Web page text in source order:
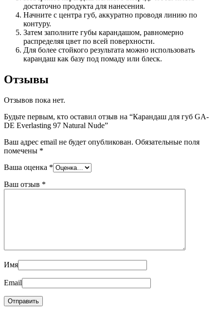
достаточно продукта для нанесения.
Начните с центра губ, аккуратно проводя линию по
контуру.
Затем заполните губы карандашом, равномерно
распределяя цвет по всей поверхности.
Для более стойкого результата можно использовать
карандаш как базу под помаду или блеск.
Отзывы
Отзывов пока нет.
Будьте первым, кто оставил отзыв на “Карандаш для губ GA-
DE Everlasting 97 Natural Nude”
Ваш адрес email не будет опубликован. Обязательные поля
помечены *
Ваша оценка *
Ваш отзыв *
Имя
Email